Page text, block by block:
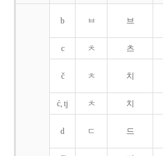
b ㅂ 브
c ㅊ 츠
č ㅊ 치
ć, tj ㅊ 치
d ㄷ 드